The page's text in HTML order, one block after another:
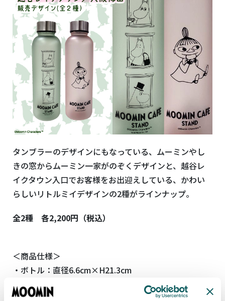
タンブラーのデザインにもなっている、ムーミンやし
きの窓からムーミン一家がのぞくデザインと、越谷レ
イクタウン入口でお客様をお出迎えしている、かわい
らしいリトルミイデザインの2種がラインナップ。
全2種 各2,200円（税込）
＜商品仕様＞
・ ボトル：直径6.6cm×H21.3cm
・容量：570ml
・素材：ボトル：AS、PP、他 シェイカーボール：シ